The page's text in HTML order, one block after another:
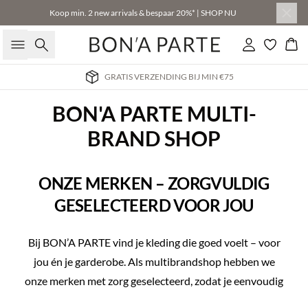
Koop min. 2 new arrivals & bespaar 20%* | SHOP NU
Zoeken Inloggen
GRATIS VERZENDING BIJ MIN €75
BON'A PARTE MULTI-
BRAND SHOP
ONZE MERKEN – ZORGVULDIG
GESELECTEERD VOOR JOU
Bij BON’A PARTE vind je kleding die goed voelt – voor
jou én je garderobe. Als multibrandshop hebben we
onze merken met zorg geselecteerd, zodat je eenvoudig